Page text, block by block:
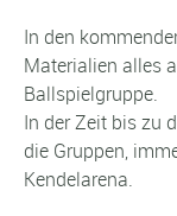
In den
Materialien alles
Ballspielgruppe.
In der Zeit bis zu
die Gruppen,
Kendelarena.